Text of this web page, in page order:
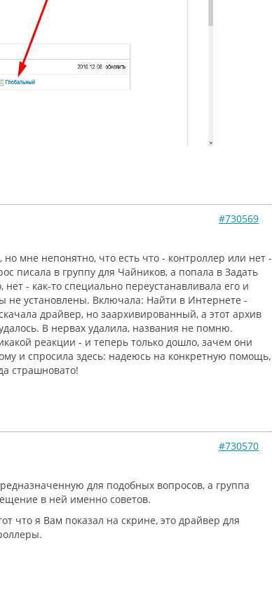
#730569
мне непонятно, что есть что - контроллер или нет -
писала в группу для Чайников, а попала в Задать
- как-то специально переустанавливала его и
не установлены. Включала: Найти в Интернете -
драйвер, но заархивированный, а этот архив
В нервах удалила, названия не помню.
реакции - и теперь только дошло, зачем они
и спросила здесь: надеюсь на конкретную помощь,
страшновато!
#730570
для подобных вопросов, а группа
в ней именно советов.
что я Вам показал на скрине, это драйвер для